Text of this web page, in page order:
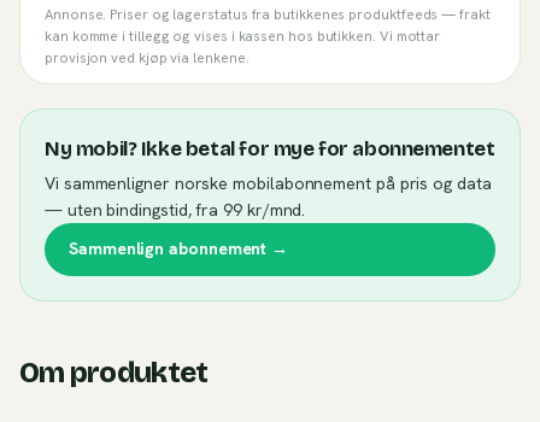
Annonse. Priser og lagerstatus fra butikkenes produktfeeds — frakt
kan komme i tillegg og vises i kassen hos butikken. Vi mottar
provisjon ved kjøp via lenkene.
Ny mobil? Ikke betal for mye for abonnementet
Vi sammenligner norske mobilabonnement på pris og data
— uten bindingstid, fra 99 kr/mnd.
Sammenlign abonnement →
Om produktet